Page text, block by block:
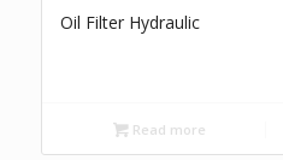
Oil Filter Hydraulic
Read more